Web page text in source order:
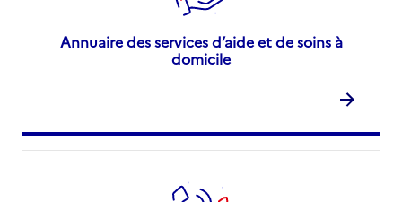
Annuaire des services d’aide et de soins à
domicile